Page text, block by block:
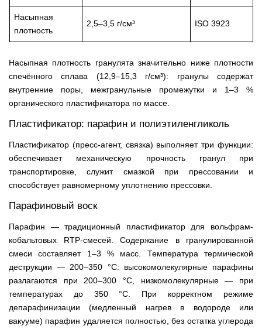
Насыпная
плотность
2,5–3,5 г/см³ ISO 3923
Насыпная плотность гранулята значительно ниже плотности
спечённого сплава (12,9–15,3 г/см³): гранулы содержат
внутренние поры, межгранульные промежутки и 1–3 %
органического пластификатора по массе.
Пластификатор: парафин и полиэтиленгликоль
Пластификатор (пресс-агент, связка) выполняет три функции:
обеспечивает механическую прочность гранул при
транспортировке, служит смазкой при прессовании и
способствует равномерному уплотнению прессовки.
Парафиновый воск
Парафин — традиционный пластификатор для вольфрам-
кобальтовых RTP-смесей. Содержание в гранулированной
смеси составляет 1–3 % масс. Температура термической
деструкции — 200–350 °C: высокомолекулярные парафины
разлагаются при 200–300 °C, низкомолекулярные — при
температурах до 350 °C. При корректном режиме
депарафинизации (медленный нагрев в водороде или
вакууме) парафин удаляется полностью, без остатка углерода